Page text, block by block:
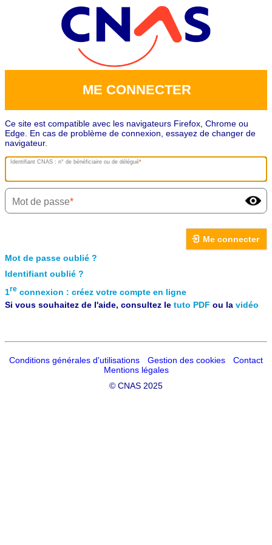
ME CONNECTER
Ce site est compatible avec les navigateurs Firefox, Chrome ou
Edge. En cas de problème de connexion, essayez de changer de
navigateur.
Identifiant CNAS : n° de bénéficiaire ou de délégué
Mot de passe
Me connecter
Mot de passe oublié ?
Identifiant oublié ?
1re connexion : créez votre compte en ligne
Si vous souhaitez de l'aide, consultez le tuto PDF ou la vidéo
Conditions générales d'utilisations Gestion des cookies
Contact
Mentions légales
© CNAS 2025